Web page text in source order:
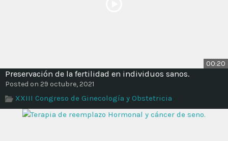
00:20
Preservación de la fertilidad en individuos sanos.
Posted on 29 octubre, 2021
XXIII Congreso de Ginecología y Obstetricia